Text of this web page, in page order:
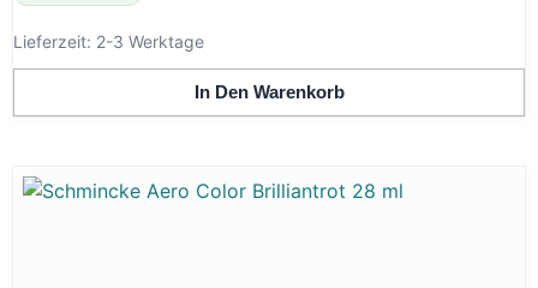
Lieferzeit: 2-3 Werktage
In Den Warenkorb